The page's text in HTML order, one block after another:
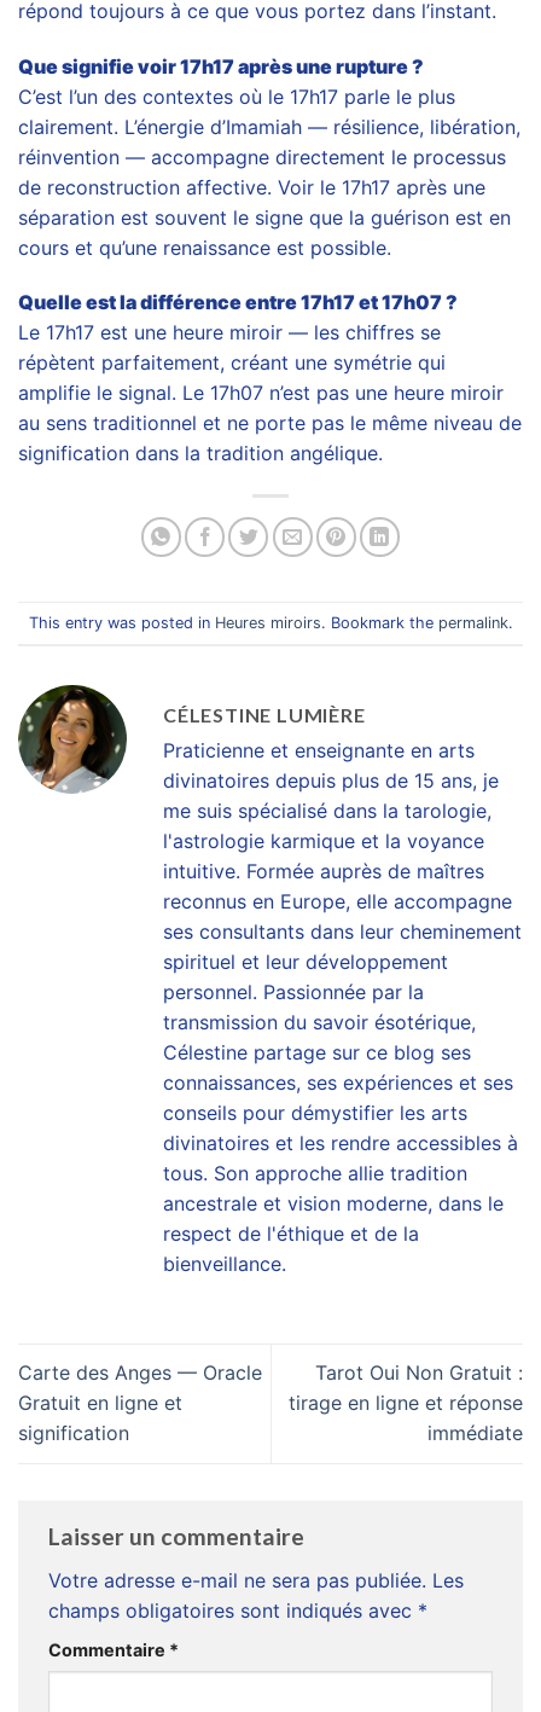
répond toujours à ce que vous portez dans l’instant.
Que signifie voir 17h17 après une rupture ?
C’est l’un des contextes où le 17h17 parle le plus
clairement. L’énergie d’Imamiah — résilience, libération,
réinvention — accompagne directement le processus
de reconstruction affective. Voir le 17h17 après une
séparation est souvent le signe que la guérison est en
cours et qu’une renaissance est possible.
Quelle est la différence entre 17h17 et 17h07 ?
Le 17h17 est une heure miroir — les chiffres se
répètent parfaitement, créant une symétrie qui
amplifie le signal. Le 17h07 n’est pas une heure miroir
au sens traditionnel et ne porte pas le même niveau de
signification dans la tradition angélique.
This entry was posted in Heures miroirs. Bookmark the permalink.
CÉLESTINE LUMIÈRE
Praticienne et enseignante en arts
divinatoires depuis plus de 15 ans, je
me suis spécialisé dans la tarologie,
l'astrologie karmique et la voyance
intuitive. Formée auprès de maîtres
reconnus en Europe, elle accompagne
ses consultants dans leur cheminement
spirituel et leur développement
personnel. Passionnée par la
transmission du savoir ésotérique,
Célestine partage sur ce blog ses
connaissances, ses expériences et ses
conseils pour démystifier les arts
divinatoires et les rendre accessibles à
tous. Son approche allie tradition
ancestrale et vision moderne, dans le
respect de l'éthique et de la
bienveillance.
Carte des Anges — Oracle
Gratuit en ligne et
signification
Tarot Oui Non Gratuit :
tirage en ligne et réponse
immédiate
Laisser un commentaire
Votre adresse e-mail ne sera pas publiée. Les
champs obligatoires sont indiqués avec *
Commentaire *